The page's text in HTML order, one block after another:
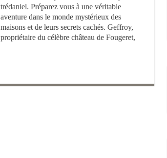
trédaniel. Préparez vous à une véritable
aventure dans le monde mystérieux des
maisons et de leurs secrets cachés. Geffroy,
propriétaire du célèbre château de Fougeret,